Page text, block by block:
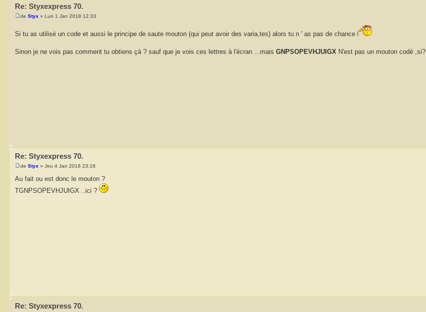
Re: Styxexpress 70.
de Styx » Lun 1 Jan 2018 12:33
Si tu as utilisé un code et aussi le principe de saute mouton (qui peut avoir des varia,tes) alors tu n ' as pas de chance
Sinon je ne vois pas comment tu obtiens çà ? sauf que je vois ces lettres à l'écran ...mais GNPSOPEVHJUIGX N'est pas un mouton codé ,si?
Re: Styxexpress 70.
de Styx » Jeu 4 Jan 2018 23:16
Au fait ou est donc le mouton ?
TGNPSOPEVHJUIGX ..ici ?
Re: Styxexpress 70.